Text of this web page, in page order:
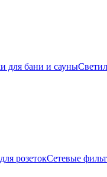
для бани и сауны
розетокСетевые